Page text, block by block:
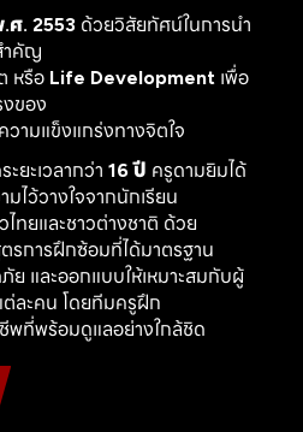
ศ. 2553ด้วยวิสัยทัศน์ในการนำ
ำคัญ
หรือ Life Developmentเพื่อ
งของ
วามแข็งแกร่งทางจิตใจ
ะยะเวลากว่า 16 ปี ครูดามยิมได้
มไว้วางใจจากนักเรียน
ไทยและชาวต่างชาติ ด้วย
รการฝึกซ้อมที่ได้มาตรฐาน
ย และออกแบบให้เหมาะสมกับผู้
ต่ละคน โดยทีมครูฝึก
พที่พร้อมดูแลอย่างใกล้ชิด